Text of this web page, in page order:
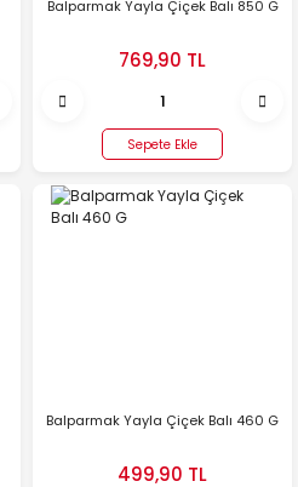
Balparmak Yayla Çiçek Balı 850 G
769,90 TL
Sepete Ekle
Balparmak Yayla Çiçek Balı 460 G
499,90 TL